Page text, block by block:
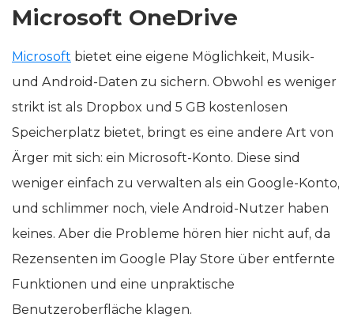
Microsoft OneDrive
Microsoft bietet eine eigene Möglichkeit, Musik-
und Android-Daten zu sichern. Obwohl es weniger
strikt ist als Dropbox und 5 GB kostenlosen
Speicherplatz bietet, bringt es eine andere Art von
Ärger mit sich: ein Microsoft-Konto. Diese sind
weniger einfach zu verwalten als ein Google-Konto,
und schlimmer noch, viele Android-Nutzer haben
keines. Aber die Probleme hören hier nicht auf, da
Rezensenten im Google Play Store über entfernte
Funktionen und eine unpraktische
Benutzeroberfläche klagen.